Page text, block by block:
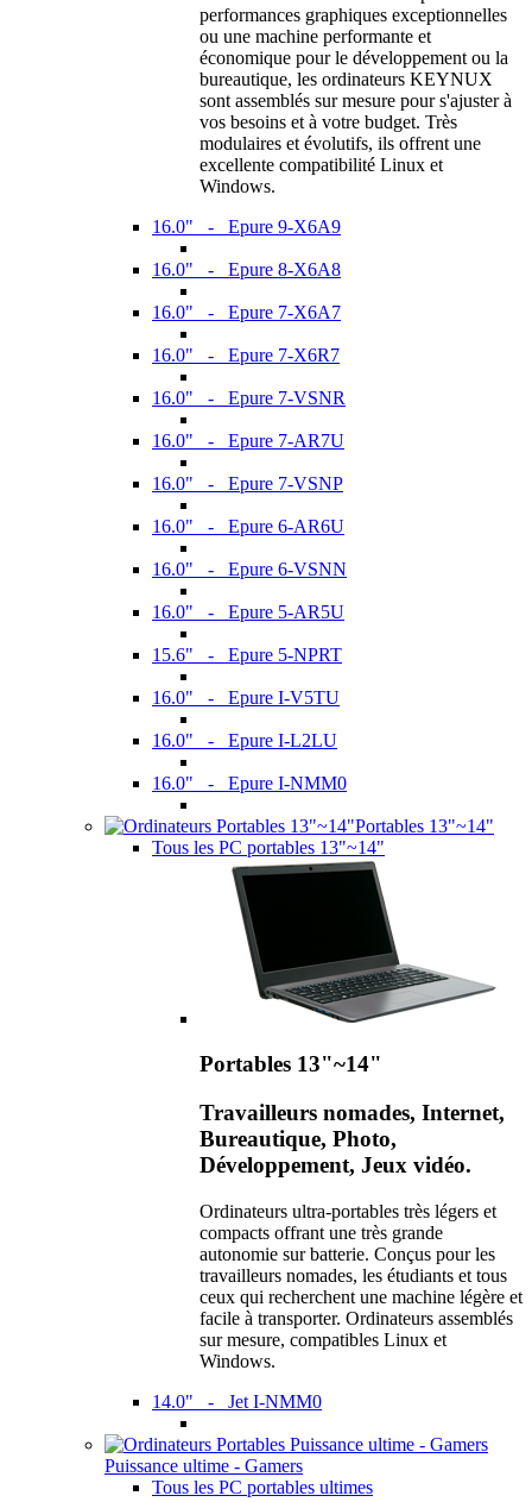
performances graphiques exceptionnelles
ou une machine performante et
économique pour le développement ou la
bureautique, les ordinateurs KEYNUX
sont assemblés sur mesure pour s'ajuster à
vos besoins et à votre budget. Très
modulaires et évolutifs, ils offrent une
excellente compatibilité Linux et
Windows.
16.0" - Epure 9-X6A9
16.0" - Epure 8-X6A8
16.0" - Epure 7-X6A7
16.0" - Epure 7-X6R7
16.0" - Epure 7-VSNR
16.0" - Epure 7-AR7U
16.0" - Epure 7-VSNP
16.0" - Epure 6-AR6U
16.0" - Epure 6-VSNN
16.0" - Epure 5-AR5U
15.6" - Epure 5-NPRT
16.0" - Epure I-V5TU
16.0" - Epure I-L2LU
16.0" - Epure I-NMM0
Portables 13"~14"
Tous les PC portables 13"~14"
Portables 13"~14"
Travailleurs nomades, Internet,
Bureautique, Photo,
Développement, Jeux vidéo.
Ordinateurs ultra-portables très légers et
compacts offrant une très grande
autonomie sur batterie. Conçus pour les
travailleurs nomades, les étudiants et tous
ceux qui recherchent une machine légère et
facile à transporter. Ordinateurs assemblés
sur mesure, compatibles Linux et
Windows.
14.0" - Jet I-NMM0
Puissance ultime - Gamers
Tous les PC portables ultimes